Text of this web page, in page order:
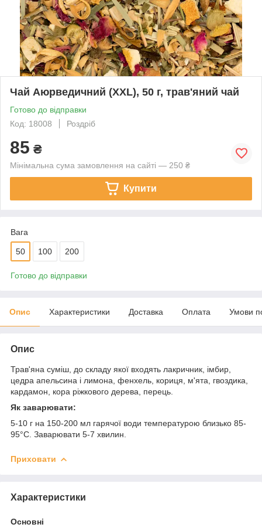
Чай Аюрведичний (XXL), 50 г, трав'яний чай
Готово до відправки
Код: 18008
Роздріб
85 ₴
Мінімальна сума замовлення на сайті — 250 ₴
Купити
Вага
50 100 200
Готово до відправки
Опис Характеристики Доставка Оплата Умови
Опис
Трав'яна суміш, до складу якої входять лакричник, імбир,
цедра апельсина і лимона, фенхель, кориця, м'ята, гвоздика,
кардамон, кора ріжкового дерева, перець.
Як заварювати:
5-10 г на 150-200 мл гарячої води температурою близько 85-
95°С. Заварювати 5-7 хвилин.
Приховати
Характеристики
Основні